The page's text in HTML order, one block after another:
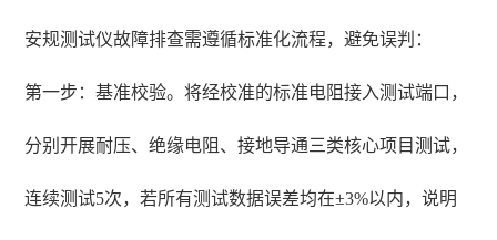
安规测试仪故障排查需遵循标准化流程，避免误判：
第一步：基准校验。将经校准的标准电阻接入测试端口，
分别开展耐压、绝缘电阻、接地导通三类核心项目测试，
连续测试5次，若所有测试数据误差均在±3%以内，说明